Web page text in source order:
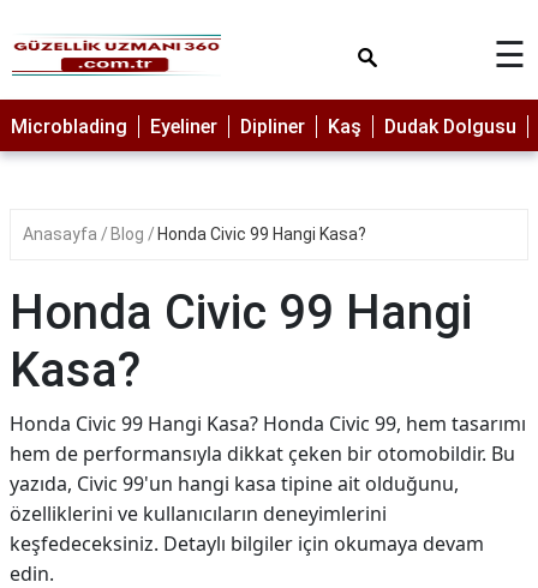
MAKYAJ
MİCROBLADİNG
LAZER
PROTEZ
PEELİNG
ERKEK
BAKIMI
CİLT
BAKIMI
DİPLİNER
☰
Microblading Eyeliner Dipliner Kaş Dudak Dolgusu
Anasayfa Blog Honda Civic 99 Hangi Kasa?
Honda Civic 99 Hangi
Kasa?
Honda Civic 99 Hangi Kasa? Honda Civic 99, hem tasarımı
hem de performansıyla dikkat çeken bir otomobildir. Bu
yazıda, Civic 99'un hangi kasa tipine ait olduğunu,
özelliklerini ve kullanıcıların deneyimlerini
keşfedeceksiniz. Detaylı bilgiler için okumaya devam
edin.